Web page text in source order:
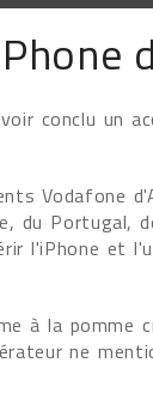
conclu un
Vodafone
du Portugal,
l'iPhone et
à la pomme
ne